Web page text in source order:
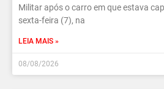
Militar após o carro em que estava
sexta-feira (7), na
LEIA MAIS »
08/08/2026